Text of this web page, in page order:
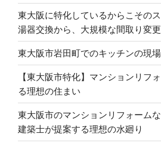
東大阪に特化しているからこその
湯器交換から、大規模な間取り変更
東大阪市岩田町でのキッチンの現
【東大阪市特化】マンションリフ
る理想の住まい
東大阪市のマンションリフォーム
建築士が提案する理想の水廻り